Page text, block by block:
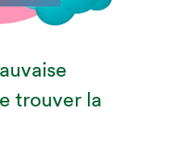
trouver la